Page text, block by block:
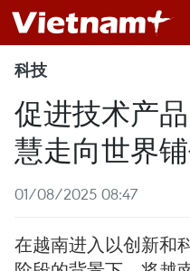
科技
促进技术产
慧走向世界
01/08/2025 08:47
在越南进入以创新和